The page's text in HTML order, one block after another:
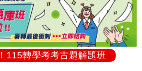
115轉學考考古題解題班